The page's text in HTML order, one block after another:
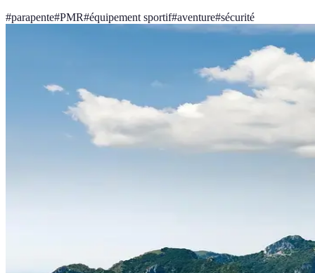
#parapente#PMR#équipement sportif#aventure#sécurité